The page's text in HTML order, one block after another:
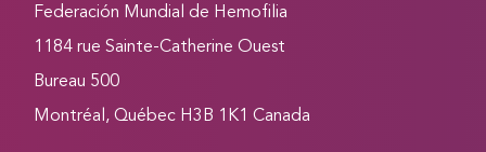
Federación Mundial de Hemofilia
1184 rue Sainte-Catherine Ouest
Bureau 500
Montréal, Québec H3B 1K1 Canada